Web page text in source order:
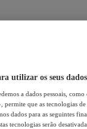
utilizar os seus
a dados pessoais,
que as tecnologias
dados para as seguintes
tecnologias serão